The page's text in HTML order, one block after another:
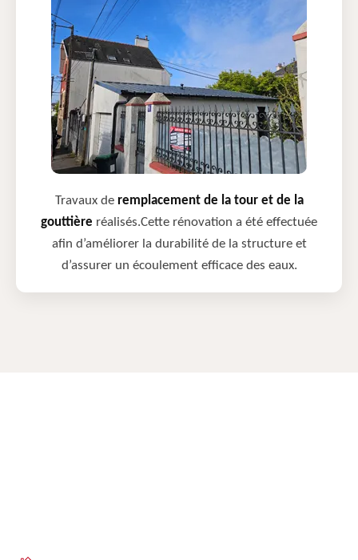
Travaux de remplacement de la tour et de la
gouttière réalisés.Cette rénovation a été effectuée
afin d’améliorer la durabilité de la structure et
d’assurer un écoulement efficace des eaux.